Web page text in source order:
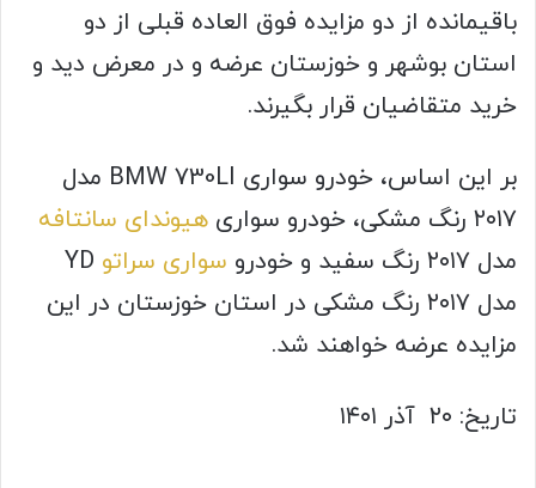
باقیمانده از دو مزایده فوق العاده قبلی از دو
استان بوشهر و خوزستان عرضه و در معرض دید و
خرید متقاضیان قرار بگیرند.
بر این اساس، خودرو سواری BMW 730LI مدل
۲۰۱۷ رنگ مشکی، خودرو سواری
هیوندای سانتافه
مدل ۲۰۱۷ رنگ سفید و خودرو
سواری سراتو YD
مدل ۲۰۱۷ رنگ مشکی در استان خوزستان در این
مزایده عرضه خواهند شد.
تاریخ: ۲۰ آذر ۱۴۰۱